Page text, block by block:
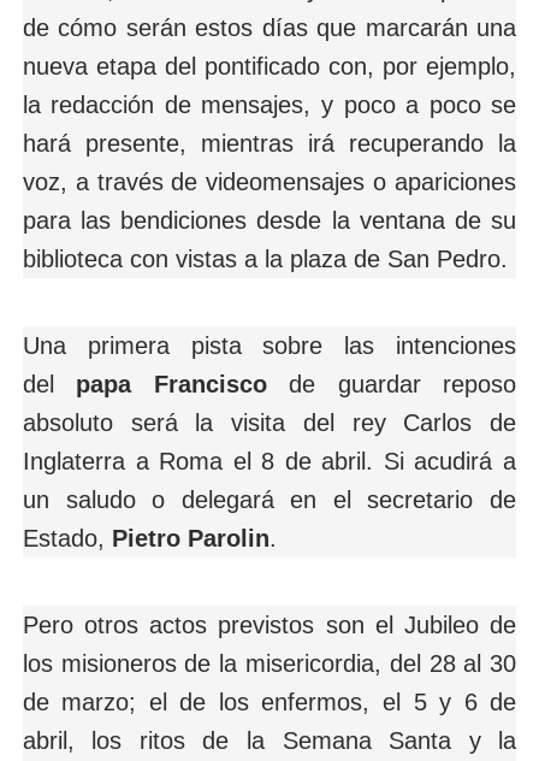
de cómo serán estos días que marcarán una
nueva etapa del pontificado con, por ejemplo,
la redacción de mensajes, y poco a poco se
hará presente, mientras irá recuperando la
voz, a través de videomensajes o apariciones
para las bendiciones desde la ventana de su
biblioteca con vistas a la plaza de San Pedro.
Una primera pista sobre las intenciones
del papa Franciscode guardar reposo
absoluto será la visita del rey Carlos de
Inglaterra a Roma el 8 de abril. Si acudirá a
un saludo o delegará en el secretario de
Estado, Pietro Parolin.
Pero otros actos previstos son el Jubileo de
los misioneros de la misericordia, del 28 al 30
de marzo; el de los enfermos, el 5 y 6 de
abril, los ritos de la Semana Santa y la